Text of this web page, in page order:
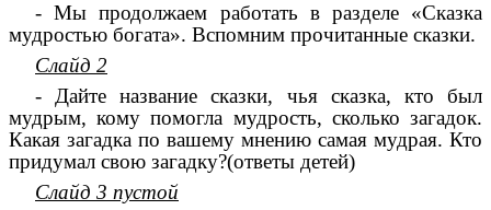
- Мы продолжаем работать в разделе «Сказка
мудростью богата». Вспомним прочитанные сказки.
Слайд 2
- Дайте название сказки, чья сказка, кто был
мудрым, кому помогла мудрость, сколько загадок.
Какая загадка по вашему мнению самая мудрая. Кто
придумал свою загадку?(ответы детей)
Слайд 3 пустой